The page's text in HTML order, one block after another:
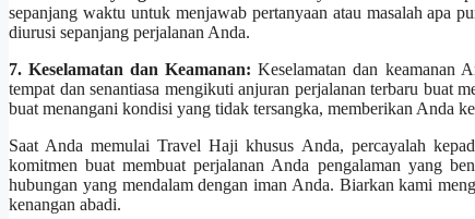
sepanjang waktu untuk menjawab pertanyaan atau masalah apa
diurusi sepanjang perjalanan Anda.
7. Keselamatan dan Keamanan: Keselamatan dan keamanan
tempat dan senantiasa mengikuti anjuran perjalanan terbaru buat
buat menangani kondisi yang tidak tersangka, memberikan Anda
Saat Anda memulai Travel Haji khusus Anda, percayalah
komitmen buat membuat perjalanan Anda pengalaman yang
hubungan yang mendalam dengan iman Anda. Biarkan kami
kenangan abadi.